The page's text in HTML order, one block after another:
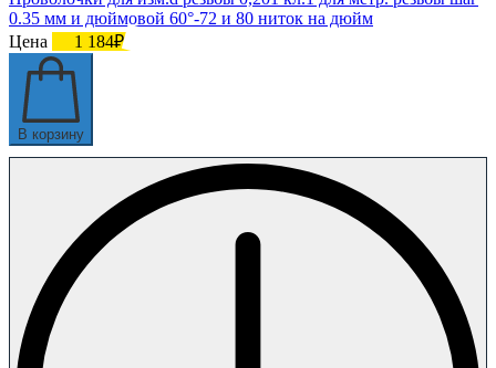
0.35 мм и дюймовой 60°-72 и 80 ниток на дюйм
Цена
1 184₽
В корзину